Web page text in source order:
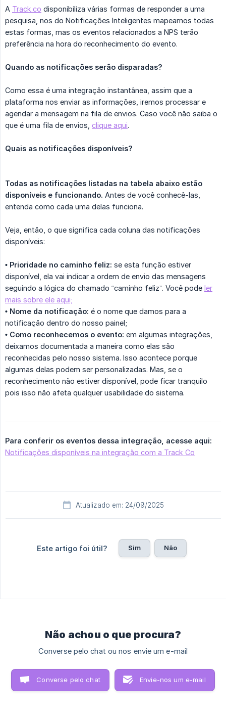
A Track.co disponibiliza várias formas de responder a uma
pesquisa, nos do Notificações Inteligentes mapeamos todas
estas formas, mas os eventos relacionados a NPS terão
preferência na hora do reconhecimento do evento.
Quando as notificações serão disparadas?
Como essa é uma integração instantânea, assim que a
plataforma nos enviar as informações, iremos processar e
agendar a mensagem na fila de envios. Caso você não saiba o
que é uma fila de envios, clique aqui.
Quais as notificações disponíveis?
Todas as notificações listadas na tabela abaixo estão
disponíveis e funcionando. Antes de você conhecê-las,
entenda como cada uma delas funciona.
Veja, então, o que significa cada coluna das notificações
disponíveis:
• Prioridade no caminho feliz: se esta função estiver
disponível, ela vai indicar a ordem de envio das mensagens
seguindo a lógica do chamado “caminho feliz”. Você pode ler
mais sobre ele aqui;
• Nome da notificação: é o nome que damos para a
notificação dentro do nosso painel;
• Como reconhecemos o evento: em algumas integrações,
deixamos documentada a maneira como elas são
reconhecidas pelo nosso sistema. Isso acontece porque
algumas delas podem ser personalizadas. Mas, se o
reconhecimento não estiver disponível, pode ficar tranquilo
pois isso não afeta qualquer usabilidade do sistema.
Para conferir os eventos dessa integração, acesse aqui:
Notificações disponíveis na integração com a Track Co
Atualizado em: 24/09/2025
Este artigo foi útil? Sim Não
Não achou o que procura?
Converse pelo chat ou nos envie um e-mail
Converse pelo chat Envie-nos um e-mail